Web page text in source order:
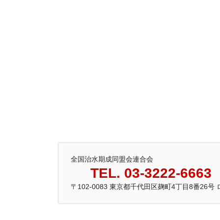
全国治水期成同盟会連合会
TEL. 03-3222-6663
〒102-0083 東京都千代田区麹町4丁目8番26号